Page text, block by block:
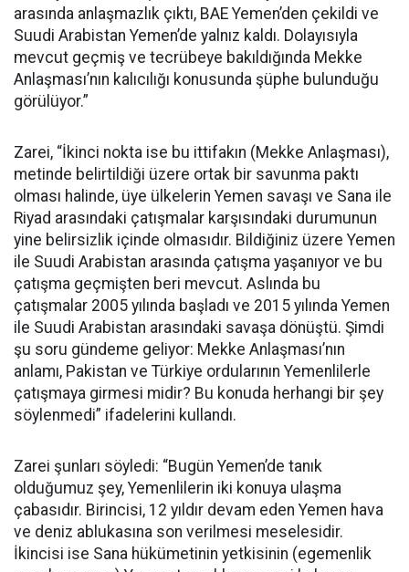
arasında anlaşmazlık çıktı, BAE Yemen’den çekildi ve
Suudi Arabistan Yemen’de yalnız kaldı. Dolayısıyla
mevcut geçmiş ve tecrübeye bakıldığında Mekke
Anlaşması’nın kalıcılığı konusunda şüphe bulunduğu
görülüyor.”
Zarei, “İkinci nokta ise bu ittifakın (Mekke Anlaşması),
metinde belirtildiği üzere ortak bir savunma paktı
olması halinde, üye ülkelerin Yemen savaşı ve Sana ile
Riyad arasındaki çatışmalar karşısındaki durumunun
yine belirsizlik içinde olmasıdır. Bildiğiniz üzere Yemen
ile Suudi Arabistan arasında çatışma yaşanıyor ve bu
çatışma geçmişten beri mevcut. Aslında bu
çatışmalar 2005 yılında başladı ve 2015 yılında Yemen
ile Suudi Arabistan arasındaki savaşa dönüştü. Şimdi
şu soru gündeme geliyor: Mekke Anlaşması’nın
anlamı, Pakistan ve Türkiye ordularının Yemenlilerle
çatışmaya girmesi midir? Bu konuda herhangi bir şey
söylenmedi” ifadelerini kullandı.
Zarei şunları söyledi: “Bugün Yemen’de tanık
olduğumuz şey, Yemenlilerin iki konuya ulaşma
çabasıdır. Birincisi, 12 yıldır devam eden Yemen hava
ve deniz ablukasına son verilmesi meselesidir.
İkincisi ise Sana hükümetinin yetkisinin (egemenlik